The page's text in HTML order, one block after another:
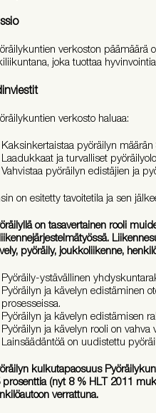
verkoston päämäärä
joka tuottaa
verkosto haluaa:
Kaksinkertaistaa pyöräilyn määrän
Laadukkaat ja turvalliset
Vahvistaa pyöräilyn edistäjien ja
on esitetty tavoitetila ja sen
on tasavertainen rooli
pyöräily, joukkoliikenne,
Pyöräily-ystävällinen
Pyöräilyn ja kävelyn edistäminen
prosesseissa.
Pyöräilyn ja kävelyn edistämisen
Pyöräilyn ja kävelyn rooli on
Lainsäädäntöä on uudistettu
kulkutapaosuus
prosenttia (nyt 8 % HLT 2011
verrattuna.